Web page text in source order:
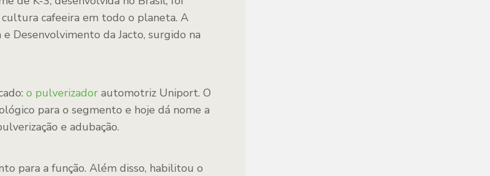
cultura cafeeira em todo o planeta. A
Desenvolvimento da Jacto, surgido na
o pulverizador automotriz Uniport. O
para o segmento e hoje dá nome a
e adubação.
para a função. Além disso, habilitou o